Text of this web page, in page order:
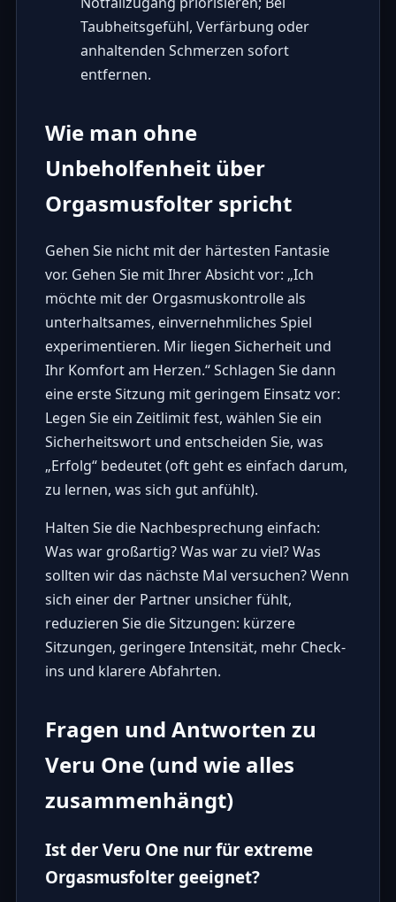
Taubheitsgefühl, Verfärbung oder
anhaltenden Schmerzen sofort
entfernen.
Wie man ohne
Unbeholfenheit über
Orgasmusfolter spricht
Gehen Sie nicht mit der härtesten Fantasie
vor. Gehen Sie mit Ihrer Absicht vor: „Ich
möchte mit der Orgasmuskontrolle als
unterhaltsames, einvernehmliches Spiel
experimentieren. Mir liegen Sicherheit und
Ihr Komfort am Herzen.“ Schlagen Sie dann
eine erste Sitzung mit geringem Einsatz vor:
Legen Sie ein Zeitlimit fest, wählen Sie ein
Sicherheitswort und entscheiden Sie, was
„Erfolg“ bedeutet (oft geht es einfach darum,
zu lernen, was sich gut anfühlt).
Halten Sie die Nachbesprechung einfach:
Was war großartig? Was war zu viel? Was
sollten wir das nächste Mal versuchen? Wenn
sich einer der Partner unsicher fühlt,
reduzieren Sie die Sitzungen: kürzere
Sitzungen, geringere Intensität, mehr Check-
ins und klarere Abfahrten.
Fragen und Antworten zu
Veru One (und wie alles
zusammenhängt)
Ist der Veru One nur für extreme
Orgasmusfolter geeignet?